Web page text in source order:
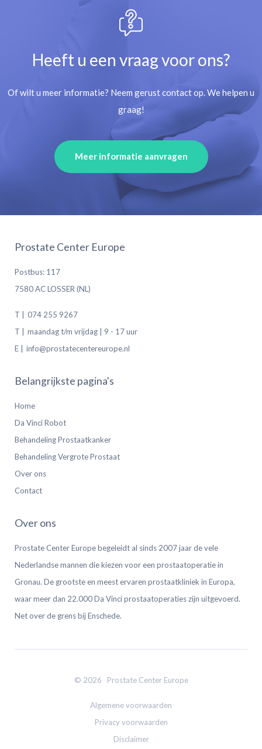
Heeft u een vraag voor ons?
Of wilt u meer informatie? Neem gerust contact op. We helpen u
graag!
Meer informatie aanvragen
Prostate Center Europe
Postbus: 117
7580 AC LOSSER (NL)
T |
074 255 9267
T |
maandag t/m vrijdag | 9 - 17 uur
E |
info@prostatecentereurope.nl
Belangrijkste pagina's
Home
Da Vinci Robot
Behandeling Prostaatkanker
Behandeling Vergrote Prostaat
Over ons
Contact
Over ons
Prostate Center Europe begeleidt al sinds 2007 jaar de vele
Nederlandse mannen die kiezen voor een prostaatoperatie in
Gronau. De grootste en meest ervaren prostaatkliniek in Europa,
waar meer dan 22.000 Da Vinci prostaatoperaties zijn uitgevoerd.
Net over de grens bij Enschede.
© 2026 Prostate Center Europe
Algemene voorwaarden
Privacy voorwaarden
Disclaimer